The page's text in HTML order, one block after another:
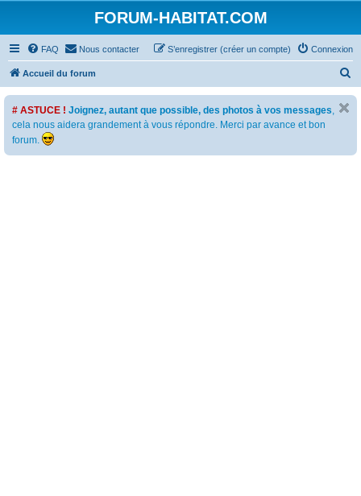
FORUM-HABITAT.COM
FAQ Nous contacter Connexion
S’enregistrer (créer un compte)
Accueil du forum
e
# ASTUCE ! Joignez, autant que possible, des photos à vos messages,
cela nous aidera grandement à vous répondre. Merci par avance et bon
forum.